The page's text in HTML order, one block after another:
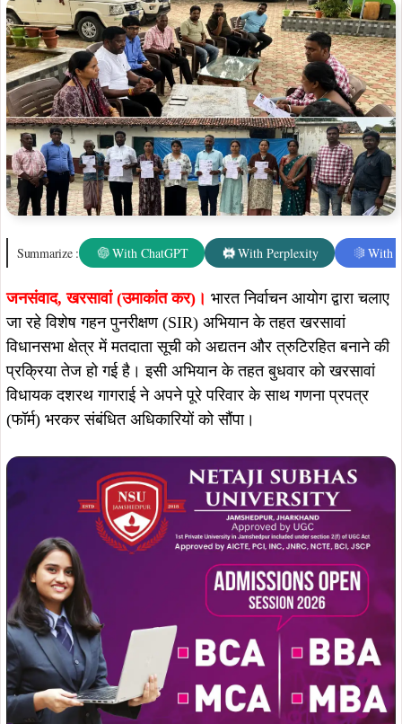
Summarize : With ChatGPT With Perplexity With
जनसंवाद,खरसावां (उमाकांत कर)। भारत निर्वाचन आयोग द्वारा चलाए
जा रहे विशेष गहन पुनरीक्षण (SIR) अभियान के तहत खरसावां
विधानसभा क्षेत्र में मतदाता सूची को अद्यतन और त्रुटिरहित बनाने की
प्रक्रिया तेज हो गई है। इसी अभियान के तहत बुधवार को खरसावां
विधायक दशरथ गागराई ने अपने पूरे परिवार के साथ गणना प्रपत्र
(फॉर्म) भरकर संबंधित अधिकारियों को सौंपा।